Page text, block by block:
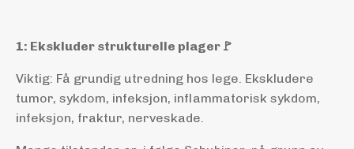
1: Ekskluder strukturelle plager🚩
Viktig: Få grundig utredning hos lege. Ekskludere
tumor, sykdom, infeksjon, inflammatorisk sykdom,
infeksjon, fraktur, nerveskade.